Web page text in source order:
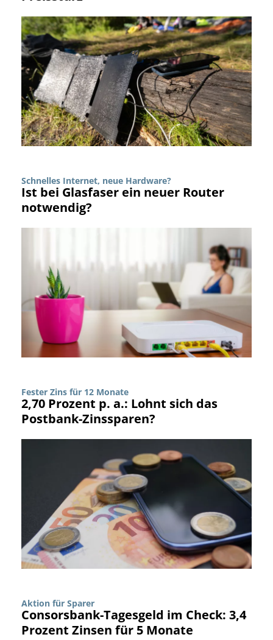
Schnelles Internet, neue Hardware?
Ist bei Glasfaser ein neuer Router
notwendig?
Fester Zins für 12 Monate
2,70 Prozent p. a.: Lohnt sich das
Postbank-Zinssparen?
Aktion für Sparer
Consorsbank-Tagesgeld im Check: 3,4
Prozent Zinsen für 5 Monate